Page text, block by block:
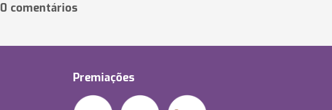
0 comentários
Premiações